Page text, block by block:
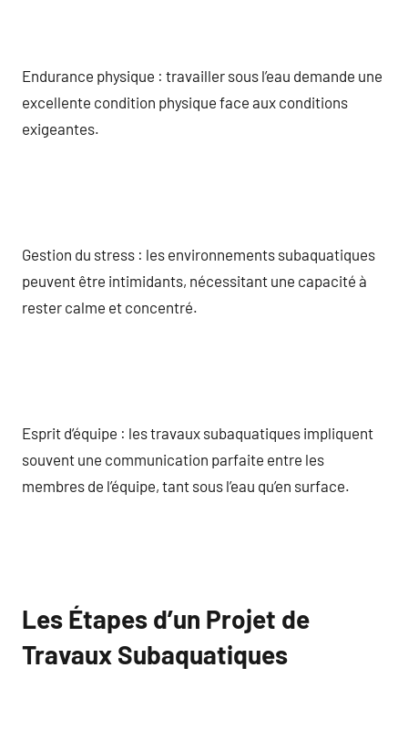
Endurance physique : travailler sous l’eau demande une
excellente condition physique face aux conditions
exigeantes.
Gestion du stress : les environnements subaquatiques
peuvent être intimidants, nécessitant une capacité à
rester calme et concentré.
Esprit d’équipe : les travaux subaquatiques impliquent
souvent une communication parfaite entre les
membres de l’équipe, tant sous l’eau qu’en surface.
Les Étapes d’un Projet de
Travaux Subaquatiques